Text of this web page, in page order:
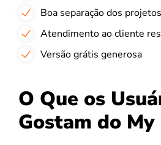
Boa separação dos
Atendimento ao cliente
Versão grátis generosa
O Que os
Gostam do My